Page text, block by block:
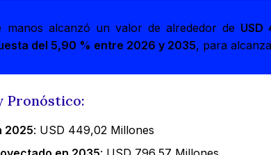
manos alcanzó un valor de alrededor de USD
del 5,90 % entre 2026 y 2035, para
Pronóstico:
2025: USD 449,02 Millones